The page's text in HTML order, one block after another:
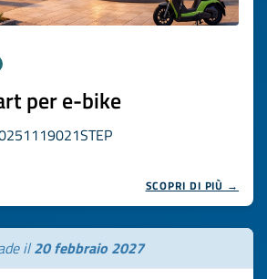
per e-bike
SCOPRI DI PIÙ →
il20 febbraio 2027